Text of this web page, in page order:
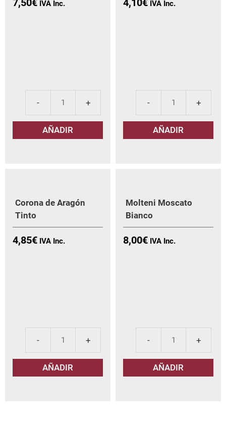
7,50€
de
AÑADIR
4,10€
AÑADIR
Corona de Aragón
Tinto
4,85€
de
AÑADIR
Molteni Moscato
Bianco
8,00€
AÑADIR